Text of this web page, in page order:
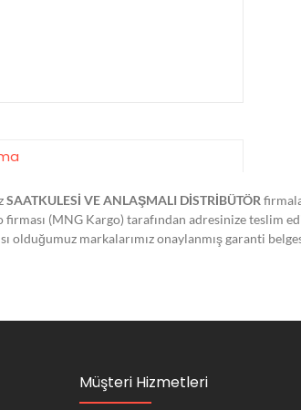
SAATKULESİ VE ANLAŞMALI DİSTRİBÜTÖR
(MNG Kargo) tarafından adresinize teslim
olduğumuz markalarımız onaylanmış garanti
Müşteri Hizmetleri